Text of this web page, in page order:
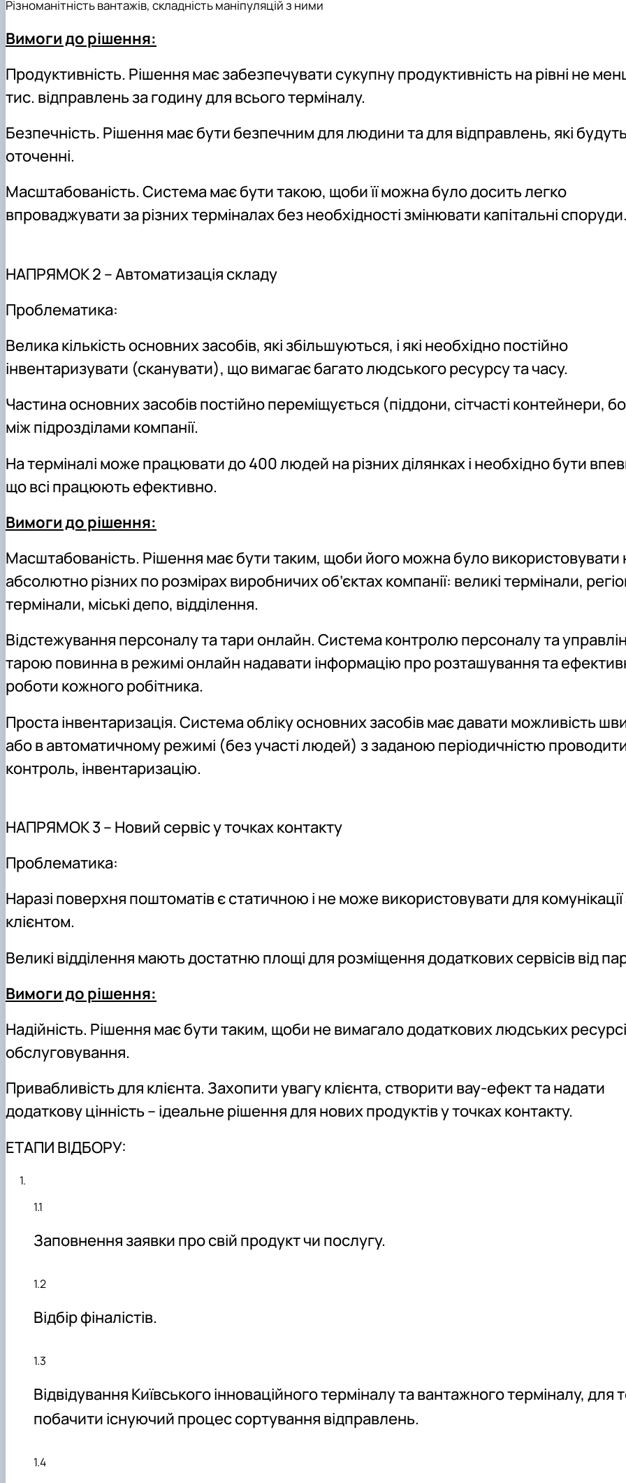
Різноманітність вантажів, складність маніпуляцій з ними
Вимоги до рішення:
Продуктивність. Рішення має забезпечувати сукупну продуктивність на рівні не
тис. відправлень за годину для всього терміналу.
Безпечність. Рішення має бути безпечним для людини та для відправлень, які
оточенні.
Масштабованість. Система має бути такою, щоби її можна було досить легко
впроваджувати за різних терміналах без необхідності змінювати капітальні споруди.
НАПРЯМОК 2 – Автоматизація складу
Проблематика:
Велика кількість основних засобів, які збільшуються, і які необхідно постійно
інвентаризувати (сканувати), що вимагає багато людського ресурсу та часу.
Частина основних засобів постійно переміщується (піддони, сітчасті контейнери,
між підрозділами компанії.
На терміналі може працювати до 400 людей на різних ділянках і необхідно бути
що всі працюють ефективно.
Вимоги до рішення:
Масштабованість. Рішення має бути таким, щоби його можна було використовувати
абсолютно різних по розмірах виробничих об’єктах компанії: великі термінали,
термінали, міські депо, відділення.
Відстежування персоналу та тари онлайн. Система контролю персоналу та
тарою повинна в режимі онлайн надавати інформацію про розташування та
роботи кожного робітника.
Проста інвентаризація. Система обліку основних засобів має давати можливість
або в автоматичному режимі (без участі людей) з заданою періодичністю
контроль, інвентаризацію.
НАПРЯМОК 3 – Новий сервіс у точках контакту
Проблематика:
Наразі поверхня поштоматів є статичною і не може використовувати для комунікації
клієнтом.
Великі відділення мають достатню площі для розміщення додаткових сервісів від
Вимоги до рішення:
Надійність. Рішення має бути таким, щоби не вимагало додаткових людських
обслуговування.
Привабливість для клієнта. Захопити увагу клієнта, створити вау-ефект та надати
додаткову цінність – ідеальне рішення для нових продуктів у точках контакту.
ЕТАПИ ВІДБОРУ:
Заповнення заявки про свій продукт чи послугу.
Відбір фіналістів.
Відвідування Київського інноваційного терміналу та вантажного терміналу, для
побачити існуючий процес сортування відправлень.